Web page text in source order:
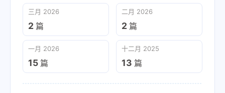
三月 2026
2 篇
二月 2026
2 篇
一月 2026
15 篇
十二月 2025
13 篇